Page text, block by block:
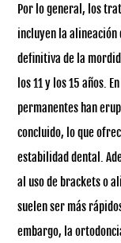
Por lo general, los
incluyen la
definitiva de la
los 11 y los 15 años.
permanentes han
concluido, lo que
estabilidad dental.
al uso de brackets o
suelen ser más
embargo, la